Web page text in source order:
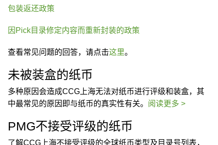
包装返还政策
因Pick目录修定内容而重新封装的政策
查看常见问题的回答，请点击这里。
未被装盒的纸币
多种原因会造成CCG上海无法对纸币进行评级和装盒，其
中最常见的原因即与纸币的真实性有关。 阅读更多 >
PMG不接受评级的纸币
了解CCG上海不接受评级的全球纸币类型及目录号列表，